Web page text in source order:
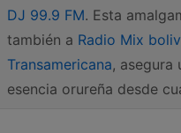
DJ 99.9 FM. Esta
también a Radio Mix
Transamericana, asegura
esencia orureña desde